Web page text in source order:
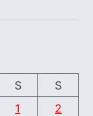
S
S
1
2